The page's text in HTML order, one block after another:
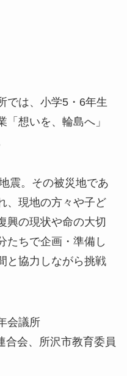
では、小学5・6年生
想いを、輪島へ」
震。その被災地であ
、現地の方々や子ど
興の現状や命の大切
たちで企画・準備し
と協力しながら挑戦
会議所
合会、所沢市教育委員